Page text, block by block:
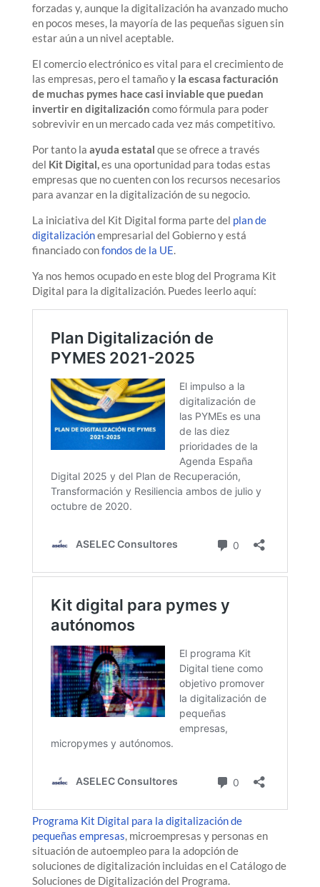
forzadas y, aunque la digitalización ha avanzado mucho
en pocos meses, la mayoría de las pequeñas siguen sin
estar aún a un nivel aceptable.
El comercio electrónico es vital para el crecimiento de
las empresas, pero el tamaño y la escasa facturación
de muchas pymes hace casi inviable que puedan
invertir en digitalización como fórmula para poder
sobrevivir en un mercado cada vez más competitivo.
Por tanto la ayuda estatal que se ofrece a través
del Kit Digital,es una oportunidad para todas estas
empresas que no cuenten con los recursos necesarios
para avanzar en la digitalización de su negocio.
La iniciativa del Kit Digital forma parte del plan de
digitalizaciónempresarial del Gobierno y está
financiado confondos de la UE.
Ya nos hemos ocupado en este blog del Programa Kit
Digital para la digitalización. Puedes leerlo aquí:
Programa Kit Digital para la digitalización de
pequeñas empresas, microempresas y personas en
situación de autoempleo para la adopción de
soluciones de digitalización incluidas en el Catálogo de
Soluciones de Digitalización del Programa.